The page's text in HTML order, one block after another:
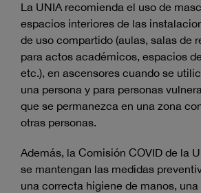
La UNIA recomienda el uso de
espacios interiores de las
de uso compartido (aulas, salas de
para actos académicos, espacios
etc.), en ascensores cuando se
una persona y para personas
que se permanezca en una zona
otras personas.
Además, la Comisión COVID de la
se mantengan las medidas
una correcta higiene de manos,